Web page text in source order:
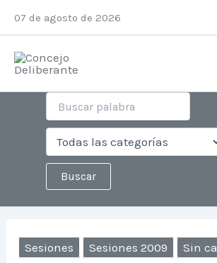
contenido
07 de agosto de 2026
Sesiones Sesiones 2009 Sin